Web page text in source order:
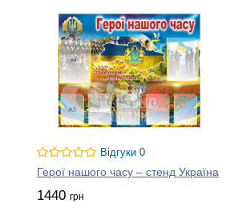
Відгуки 0
Герої нашого часу – стенд Україна
1440 грн